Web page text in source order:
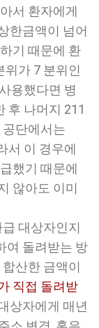
서 환자에게
한금액이 넘어
기 때문에 환
위가 7 분위인
용했다면 병
후 나머지 211
단에서는
서 이 경우에
했기 때문에
않아도 이미
대상자인지
여 돌려받는 방
산한 금액이
직접 돌려받
상자에게 매년